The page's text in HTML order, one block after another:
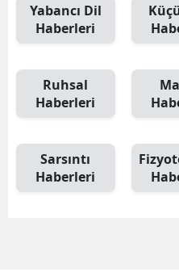
Yabancı Dil
Haberleri
Ruhsal
Haberleri
Sarsıntı
Haberleri